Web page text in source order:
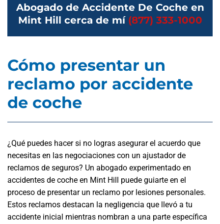
Abogado de Accidente De Coche en
Mint Hill cerca de mí (877) 333-1000
Cómo presentar un
reclamo por accidente
de coche
¿Qué puedes hacer si no logras asegurar el acuerdo que
necesitas en las negociaciones con un ajustador de
reclamos de seguros? Un abogado experimentado en
accidentes de coche en Mint Hill puede guiarte en el
proceso de presentar un reclamo por lesiones personales.
Estos reclamos destacan la negligencia que llevó a tu
accidente inicial mientras nombran a una parte específica